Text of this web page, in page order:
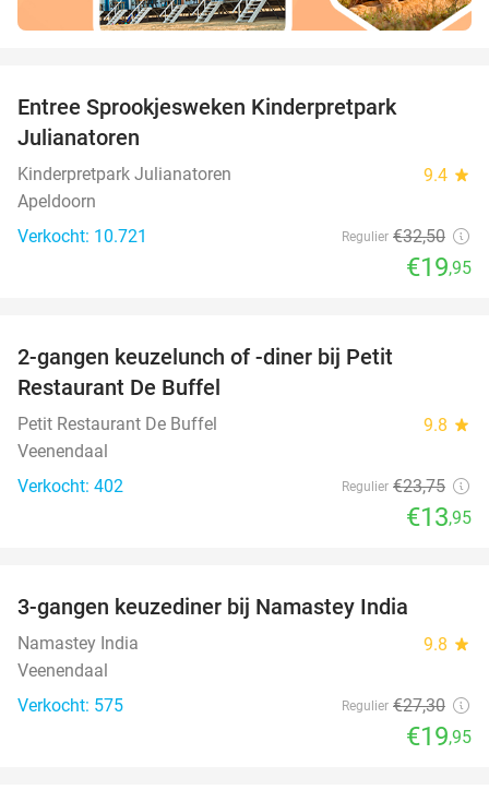
Entree Sprookjesweken Kinderpretpark
Julianatoren
Kinderpretpark Julianatoren 9.4 star
Apeldoorn
Verkocht: 10.721
Regulier €32,50
€19,95
2-gangen keuzelunch of -diner bij Petit
Restaurant De Buffel
Petit Restaurant De Buffel 9.8 star
Veenendaal
Verkocht: 402
Regulier €23,75
€13,95
3-gangen keuzediner bij Namastey India
Namastey India 9.8 star
Veenendaal
Verkocht: 575
Regulier €27,30
€19,95